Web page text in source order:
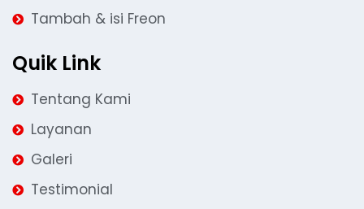
Tambah & isi Freon
Quik Link
Tentang Kami
Layanan
Galeri
Testimonial